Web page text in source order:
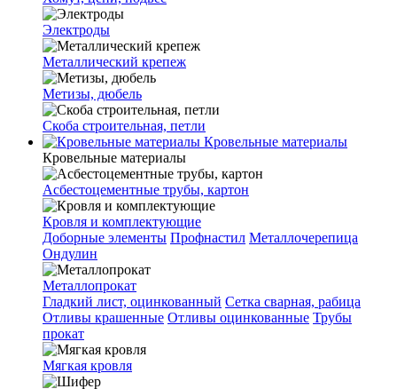
Электроды
Металлический крепеж
Метизы, дюбель
Скоба строительная, петли
Кровельные материалы
Кровельные материалы
Асбестоцементные трубы, картон
Кровля и комплектующие
Доборные элементы Профнастил Металлочерепица
Ондулин
Металлопрокат
Гладкий лист, оцинкованный Сетка сварная, рабица
Отливы крашенные Отливы оцинкованные Трубы
прокат
Мягкая кровля